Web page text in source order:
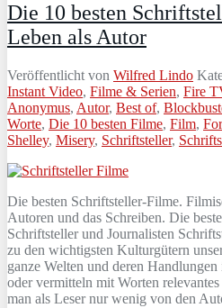
Die 10 besten
Leben als Autor
Veröffentlicht von Wilfred Lindo
Instant Video, Filme & Serien, Fire
Anonymus, Autor, Best of,
Worte, Die 10 besten Filme, Film,
Shelley, Misery, Schriftsteller,
Die besten Schriftsteller-Filme.
Autoren und das Schreiben. Die
Schriftsteller und Journalisten
zu den wichtigsten Kulturgütern
ganze Welten und deren Handlungen
oder vermitteln mit Worten
man als Leser nur wenig von den